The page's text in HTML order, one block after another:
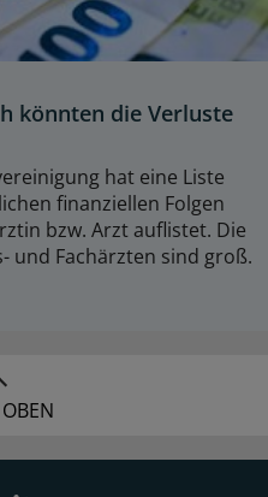
könnten die Verluste
hat eine Liste
finanziellen Folgen
bzw. Arzt auflistet. Die
und Fachärzten sind groß.